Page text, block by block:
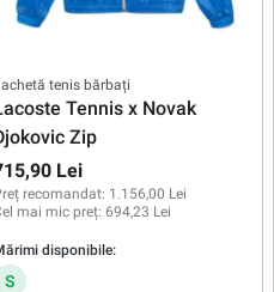
tenis bărbați
Tennis x Novak
Zip
Lei
recomandat: 1.156,00 Lei
mai mic preț: 694,23 Lei
disponibile:
S